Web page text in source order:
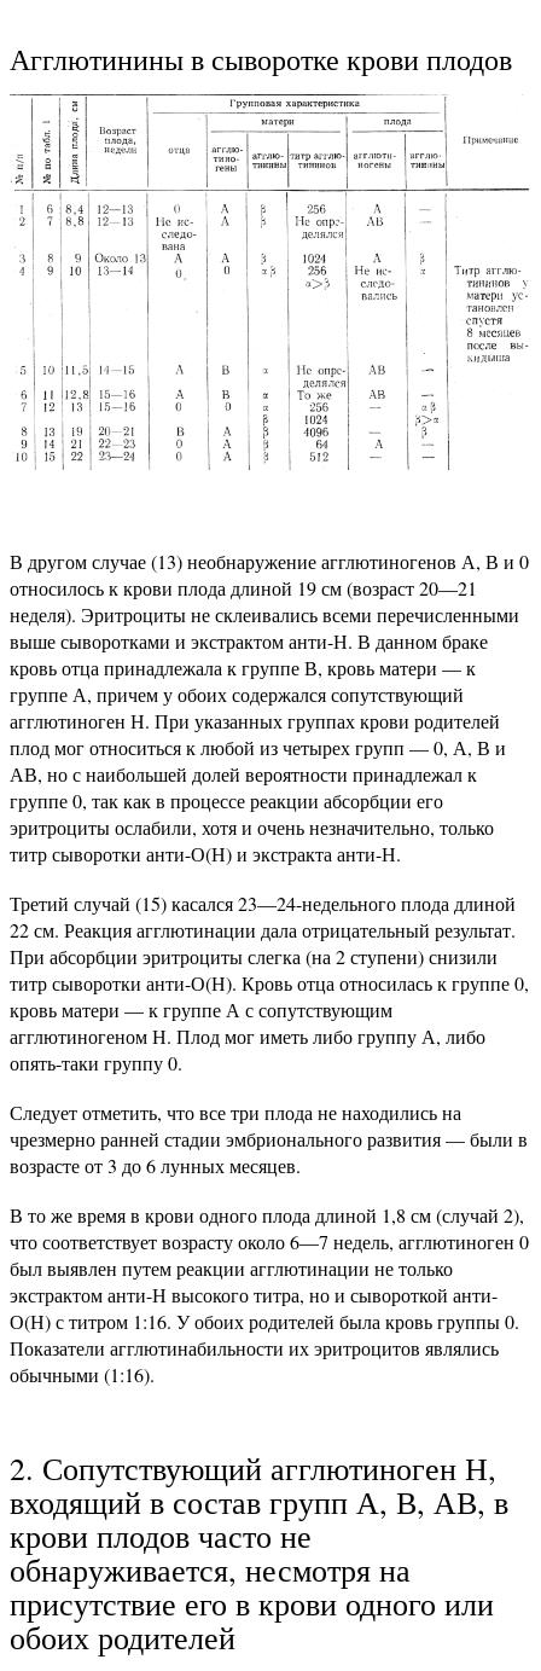
Агглютинины в сыворотке крови плодов
В другом случае (13) необнаружение агглютиногенов А, В и 0
относилось к крови плода длиной 19 см (возраст 20—21
неделя). Эритроциты не склеивались всеми перечисленными
выше сыворотками и экстрактом анти-Н. В данном браке
кровь отца принадлежала к группе В, кровь матери — к
группе А, причем у обоих содержался сопутствующий
агглютиноген Н. При указанных группах крови родителей
плод мог относиться к любой из четырех групп — 0, А, В и
АВ, но с наибольшей долей вероятности принадлежал к
группе 0, так как в процессе реакции абсорбции его
эритроциты ослабили, хотя и очень незначительно, только
титр сыворотки анти-О(Н) и экстракта анти-Н.
Третий случай (15) касался 23—24-недельного плода длиной
22 см. Реакция агглютинации дала отрицательный результат.
При абсорбции эритроциты слегка (на 2 ступени) снизили
титр сыворотки анти-О(Н). Кровь отца относилась к группе 0,
кровь матери — к группе А с сопутствующим
агглютиногеном Н. Плод мог иметь либо группу А, либо
опять-таки группу 0.
Следует отметить, что все три плода не находились на
чрезмерно ранней стадии эмбрионального развития — были в
возрасте от 3 до 6 лунных месяцев.
В то же время в крови одного плода длиной 1,8 см (случай 2),
что соответствует возрасту около 6—7 недель, агглютиноген 0
был выявлен путем реакции агглютинации не только
экстрактом анти-Н высокого титра, но и сывороткой анти-
О(Н) с титром 1:16. У обоих родителей была кровь группы 0.
Показатели агглютинабильности их эритроцитов являлись
обычными (1:16).
2. Сопутствующий агглютиноген Н,
входящий в состав групп А, В, АВ, в
крови плодов часто не
обнаруживается, несмотря на
присутствие его в крови одного или
обоих родителей